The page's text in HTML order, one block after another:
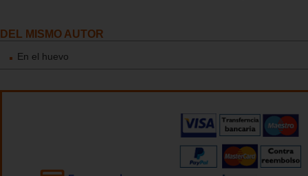
DEL MISMO AUTOR
En el huevo